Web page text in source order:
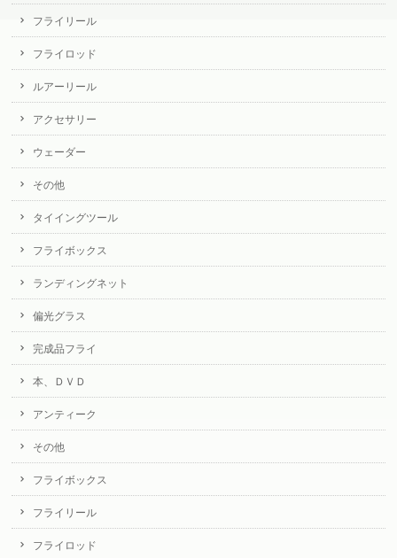
フライリール
フライロッド
ルアーリール
アクセサリー
ウェーダー
その他
タイイングツール
フライボックス
ランディングネット
偏光グラス
完成品フライ
本、ＤＶＤ
アンティーク
その他
フライボックス
フライリール
フライロッド